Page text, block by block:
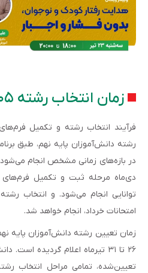
زمان انتخاب رشته ۱۴۰۵-۱۴۰۶
فرآیند انتخاب رشته و تکمیل
رشته دانش‌آموزان پایه نهم، طبق
دی‌ماه مرحله ثبت و تکمیل
توانایی انجام می‌شود. و انتخاب
امتحانات خرداد، انجام خواهد شد.
۲۶ تا ۳۱ تیرماه اعلام گردیده
تعیین‌شده، تمامی مراحل انتخاب